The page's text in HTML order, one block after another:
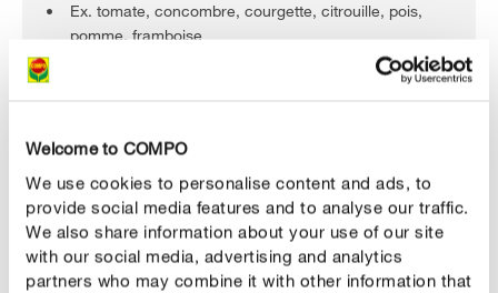
Welcome to COMPO
We use cookies to personalise content and ads, to
provide social media features and to analyse our traffic.
We also share information about your use of our site
with our social media, advertising and analytics
partners who may combine it with other information that
Ex. tomate, concombre, courgette, citrouille, pois,
pomme, framboise
Fruits de ligneux comme les arbres et les arbustes
Ex. pomme, framboise, rhubarbe
Légumes